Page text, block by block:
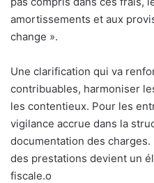
amortissements et aux
change ».
Une clarification qui va
contribuables, harmoniser
les contentieux. Pour les
vigilance accrue dans la
documentation des
des prestations devient un
fiscale.o